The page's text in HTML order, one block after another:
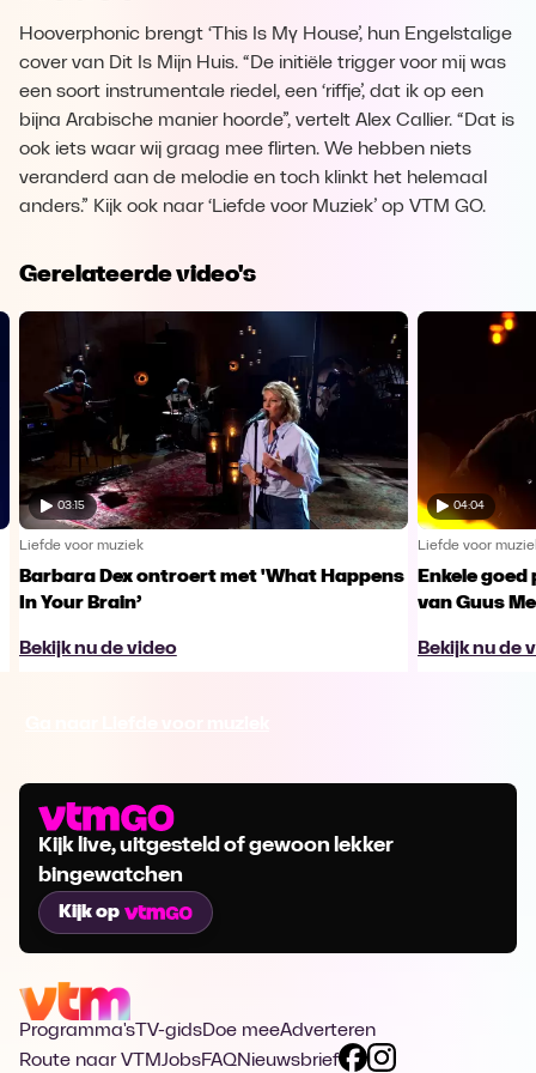
Hooverphonic brengt ‘This Is My House’, hun Engelstalige
cover van Dit Is Mijn Huis. “De initiële trigger voor mij was
een soort instrumentale riedel, een ‘riffje’, dat ik op een
bijna Arabische manier hoorde”, vertelt Alex Callier. “Dat is
ook iets waar wij graag mee flirten. We hebben niets
veranderd aan de melodie en toch klinkt het helemaal
anders.” Kijk ook naar ‘Liefde voor Muziek’ op VTM GO.
Gerelateerde video's
03:15
Liefde voor muziek
Barbara Dex ontroert met 'What Happens
In Your Brain’
Bekijk nu de video
04:04
Liefde voor
Enkele
van Guus
Bekijk nu de
Kijk live, uitgesteld of gewoon lekker
bingewatchen
Kijk op
Programma's TV-gidsDoe meeAdverteren
Route naar VTMJobsFAQNieuwsbrief